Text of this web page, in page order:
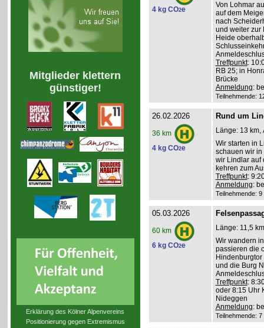
Mitglieder klettern
günstiger!
Erklärung des Kölner Alpenvereins
Positionierung gegen Extremismus
4 kg CO2e
Von Lohmar
auf dem
nach
und weiter zur
Heide
Treffpunkt:
RB 25; in
Brücke
Anmeldung:
Teilnehmende:
26.02.2026
36 km
4 kg CO2e
Rund um
Länge: 13 km,
Wir starten in
schauen wir
wir Lindlar auf
kehren zum
Treffpunkt:
Anmeldung:
Teilnehmende:
05.03.2026
60 km
6 kg CO2e
Länge: 11,5
Wir wandern
passieren die
und die Burg
Treffpunkt:
oder 8:15 Uhr
Nideggen
Anmeldung:
Teilnehmende: